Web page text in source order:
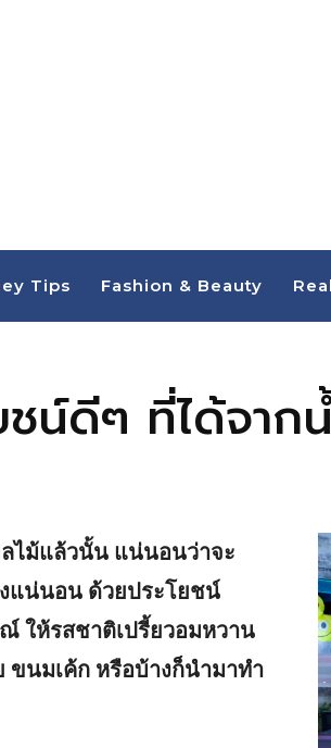
Tips Fashion & Beauty
ชน์ดีๆ ที่ได้จาก
ไม้แล้วนั้น แน่นอนว่าจะ
แน่นอน ด้วยประโยชน์
ให้รสชาติเปรี้ยวอมหวาน
ขนมเค้ก หรือบ้างก็นำมาทำ